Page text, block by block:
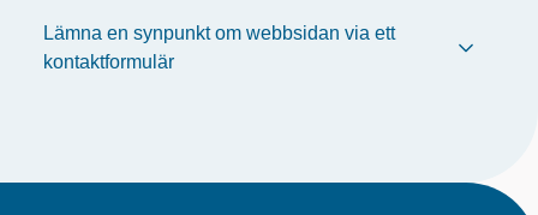
Lämna en synpunkt om webbsidan via ett
kontaktformulär